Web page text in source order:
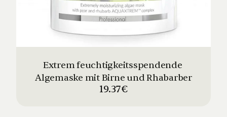
Extrem feuchtigkeitsspendende
Algemaske mit Birne und Rhabarber
19.37€